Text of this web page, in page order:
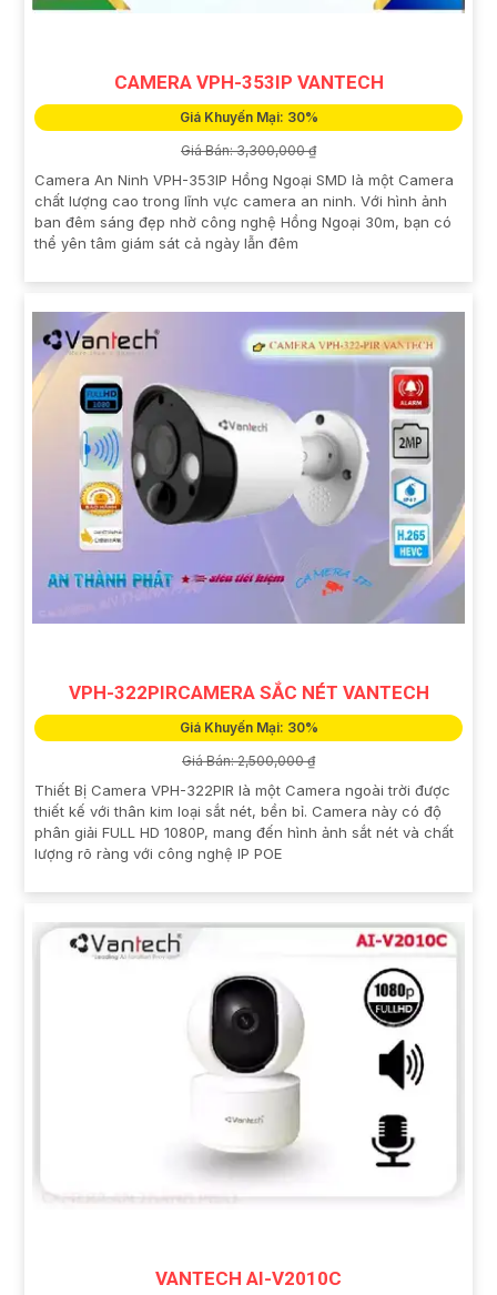
CAMERA VPH-353IP VANTECH
Giá Khuyến Mại: 30%
Giá Bán: 3,300,000 ₫
Camera An Ninh VPH-353IP Hồng Ngoại SMD là một Camera
chất lượng cao trong lĩnh vực camera an ninh. Với hình ảnh
ban đêm sáng đẹp nhờ công nghệ Hồng Ngoại 30m, bạn có
thể yên tâm giám sát cả ngày lẫn đêm
VPH-322PIRCAMERA SẮC NÉT VANTECH
Giá Khuyến Mại: 30%
Giá Bán: 2,500,000 ₫
Thiết Bị Camera VPH-322PIR là một Camera ngoài trời được
thiết kế với thân kim loại sắt nét, bền bỉ. Camera này có độ
phân giải FULL HD 1080P, mang đến hình ảnh sắt nét và chất
lượng rõ ràng với công nghệ IP POE
VANTECH AI-V2010C